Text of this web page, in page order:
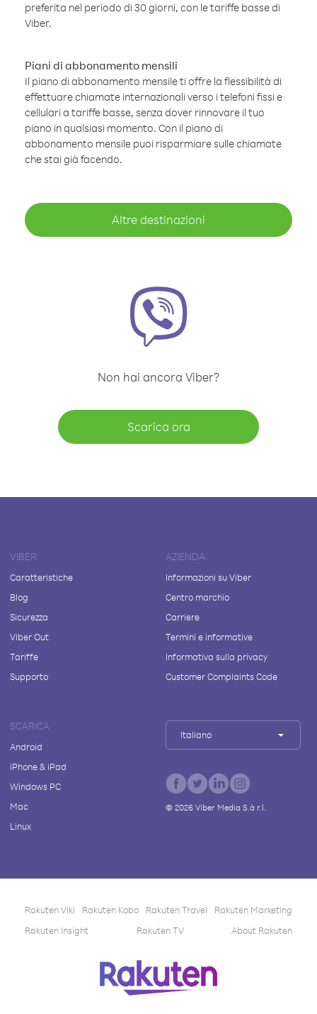
preferita nel periodo di 30 giorni, con le tariffe basse di
Viber.
Piani di abbonamento mensili
Il piano di abbonamento mensile ti offre la flessibilità di
effettuare chiamate internazionali verso i telefoni fissi e
cellulari a tariffe basse, senza dover rinnovare il tuo
piano in qualsiasi momento. Con il piano di
abbonamento mensile puoi risparmiare sulle chiamate
che stai già facendo.
Altre destinazioni
Non hai ancora Viber?
Scarica ora
VIBER
Caratteristiche
Blog
Sicurezza
Viber Out
Tariffe
Supporto
AZIENDA
Informazioni su Viber
Centro marchio
Carriere
Termini e informative
Informativa sulla privacy
Customer Complaints Code
SCARICA
Android
iPhone & iPad
Windows PC
Mac
Linux
Italiano
© 2026Viber Media S.à r.l.
Rakuten Viki Rakuten Kobo Rakuten Travel
Rakuten Marketing
Rakuten Insight
Rakuten TV About Rakuten